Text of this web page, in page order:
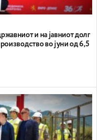
и на јавниот долг
во јуни од 6,5